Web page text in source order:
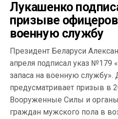
Лукашенко
призыве офицеров
военную службу
Президент Беларуси
апреля подписал указ №179
запаса на военную службу».
предусматривает призыв в
Вооруженные Силы и
граждан мужского пола в